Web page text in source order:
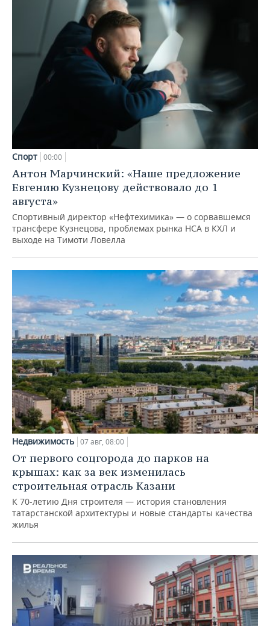
Спорт 00:00
Антон Марчинский: «Наше предложение
Евгению Кузнецову действовало до 1
августа»
Спортивный директор «Нефтехимика» — о сорвавшемся
трансфере Кузнецова, проблемах рынка НСА в КХЛ и
выходе на Тимоти Ловелла
Недвижимость 07 авг, 08:00
От первого соцгорода до парков на
крышах: как за век изменилась
строительная отрасль Казани
К 70-летию Дня строителя — история становления
татарстанской архитектуры и новые стандарты качества
жилья